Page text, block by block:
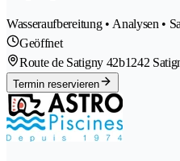
Wasseraufbereitung • Analysen •
Geöffnet
Route de Satigny 42b1242
Termin reservieren